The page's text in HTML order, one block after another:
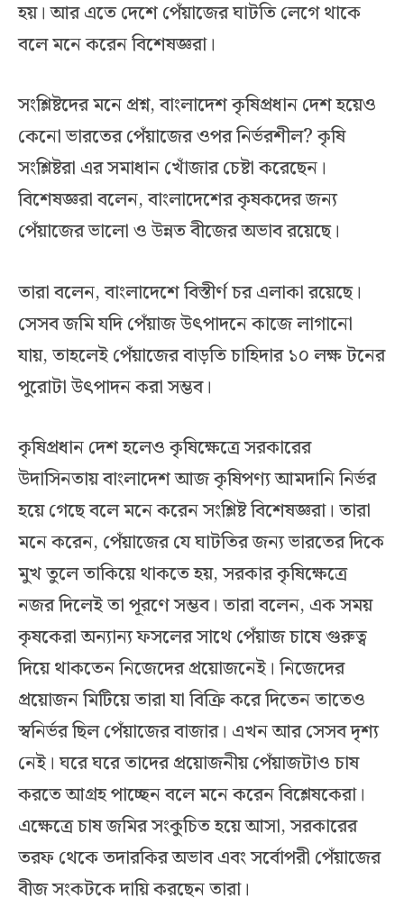
হয়। আর এতে দেশে পেঁয়াজের ঘাটতি লেগে থাকে
বলে মনে করেন বিশেষজ্ঞরা।
সংশ্লিষ্টদের মনে প্রশ্ন, বাংলাদেশ কৃষিপ্রধান দেশ হয়েও
কেনো ভারতের পেঁয়াজের ওপর নির্ভরশীল? কৃষি
সংশ্লিষ্টরা এর সমাধান খোঁজার চেষ্টা করেছেন।
বিশেষজ্ঞরা বলেন, বাংলাদেশের কৃষকদের জন্য
পেঁয়াজের ভালো ও উন্নত বীজের অভাব রয়েছে।
তারা বলেন, বাংলাদেশে বিস্তীর্ণ চর এলাকা রয়েছে।
সেসব জমি যদি পেঁয়াজ উৎপাদনে কাজে লাগানো
যায়, তাহলেই পেঁয়াজের বাড়তি চাহিদার ১০ লক্ষ টনের
পুরোটা উৎপাদন করা সম্ভব।
কৃষিপ্রধান দেশ হলেও কৃষিক্ষেত্রে সরকারের
উদাসিনতায় বাংলাদেশ আজ কৃষিপণ্য আমদানি নির্ভর
হয়ে গেছে বলে মনে করেন সংশ্লিষ্ট বিশেষজ্ঞরা। তারা
মনে করেন, পেঁয়াজের যে ঘাটতির জন্য ভারতের দিকে
মুখ তুলে তাকিয়ে থাকতে হয়, সরকার কৃষিক্ষেত্রে
নজর দিলেই তা পূরণে সম্ভব। তারা বলেন, এক সময়
কৃষকেরা অন্যান্য ফসলের সাথে পেঁয়াজ চাষে গুরুত্ব
দিয়ে থাকতেন নিজেদের প্রয়োজনেই। নিজেদের
প্রয়োজন মিটিয়ে তারা যা বিক্রি করে দিতেন তাতেও
স্বনির্ভর ছিল পেঁয়াজের বাজার। এখন আর সেসব দৃশ্য
নেই। ঘরে ঘরে তাদের প্রয়োজনীয় পেঁয়াজটাও চাষ
করতে আগ্রহ পাচ্ছেন বলে মনে করেন বিশ্লেষকেরা।
এক্ষেত্রে চাষ জমির সংকুচিত হয়ে আসা, সরকারের
তরফ থেকে তদারকির অভাব এবং সর্বোপরী পেঁয়াজের
বীজ সংকটকে দায়ি করছেন তারা।